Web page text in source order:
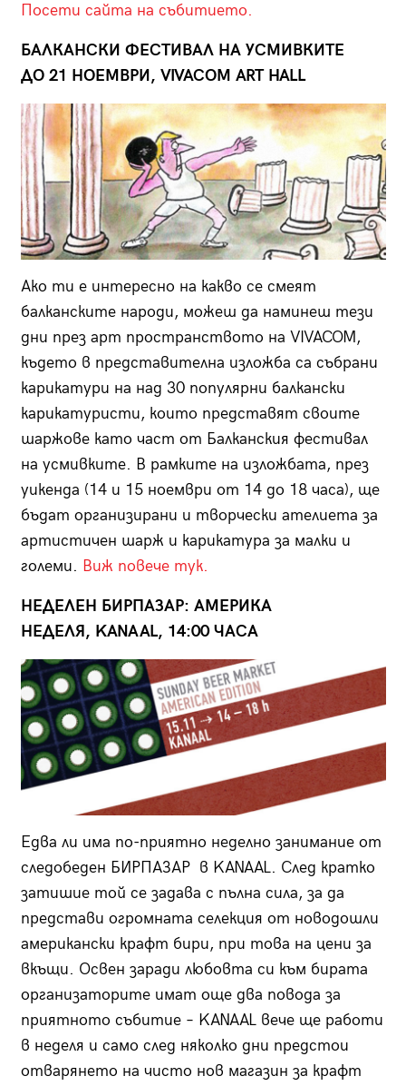
Посети сайта на събитието.
БАЛКАНСКИ ФЕСТИВАЛ НА УСМИВКИТЕ
ДО 21 НОЕМВРИ, VIVACOM ART HALL
Ако ти е интересно на какво се смеят
балканските народи, можеш да наминеш тези
дни през арт пространството на VIVACOM,
където в представителна изложба са събрани
карикатури на над 30 популярни балкански
карикатуристи, които представят своите
шаржове като част от Балканския фестивал
на усмивките. В рамките на изложбата, през
уикенда (14 и 15 ноември от 14 до 18 часа), ще
бъдат организирани и творчески ателиета за
артистичен шарж и карикатура за малки и
големи. Виж повече тук.
НЕДЕЛЕН БИРПАЗАР: АМЕРИКА
НЕДЕЛЯ, KANAAL, 14:00 ЧАСА
Едва ли има по-приятно неделно занимание от
следобеден БИРПАЗАР в KANAAL. След кратко
затишие той се задава с пълна сила, за да
представи огромната селекция от новодошли
американски крафт бири, при това на цени за
вкъщи. Освен заради любовта си към бирата
организаторите имат още два повода за
приятното събитие – KANAAL вече ще работи
в неделя и само след няколко дни предстои
отварянето на чисто нов магазин за крафт